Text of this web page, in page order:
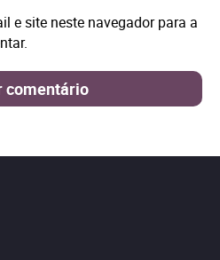
e site neste navegador para a